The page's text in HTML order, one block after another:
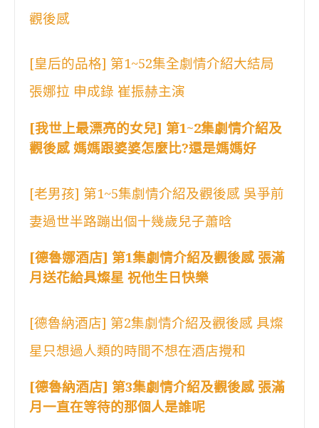
觀後感
[皇后的品格] 第1~52集全劇情介紹大結局
張娜拉 申成錄 崔振赫主演
[我世上最漂亮的女兒] 第1~2集劇情介紹及
觀後感 媽媽跟婆婆怎麼比?還是媽媽好
[老男孩] 第1~5集劇情介紹及觀後感 吳爭前
妻過世半路蹦出個十幾歲兒子蕭晗
[德魯娜酒店] 第1集劇情介紹及觀後感 張滿
月送花給具燦星 祝他生日快樂
[德魯納酒店] 第2集劇情介紹及觀後感 具燦
星只想過人類的時間不想在酒店攪和
[德魯納酒店] 第3集劇情介紹及觀後感 張滿
月一直在等待的那個人是誰呢